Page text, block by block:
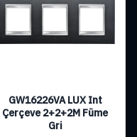
GW16226VA LUX Int
Çerçeve 2+2+2M Füme
Gri